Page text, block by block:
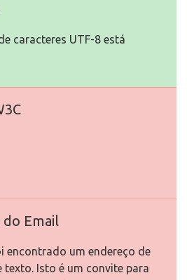
caracteres UTF-8 está
do Email
encontrado um endereço de
Isto é um convite para